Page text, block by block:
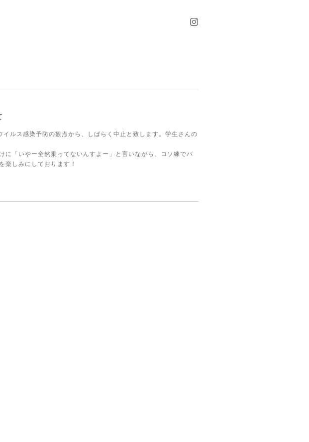
ルス感染予防の観点から、しばらく中止と致します。学生さんの
に「いやー全然乗ってないんすよー」と言いながら、コソ練でバ
楽しみにしております！